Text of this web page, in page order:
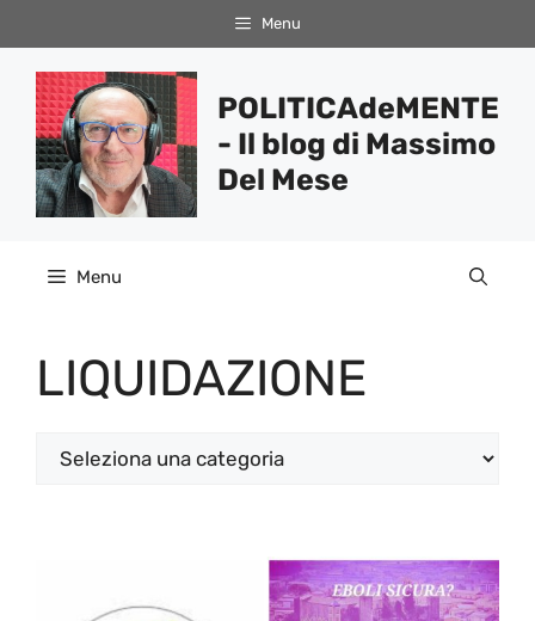
al
contenuto
Menu
POLITICAdeMENTE
- Il blog di Massimo
Del Mese
Menu
LIQUIDAZIONE
Categorie